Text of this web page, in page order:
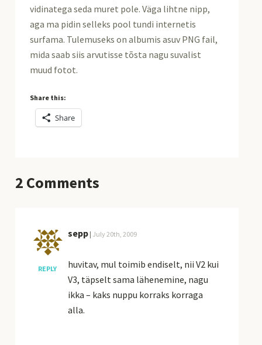
vidinatega seda muret pole. Väga lihtne nipp,
aga ma pidin selleks pool tundi internetis
surfama. Tulemuseks on albumis asuv PNG fail,
mida saab siis arvutisse tõsta nagu suvalist
muud fotot.
Share this:
Share
2 Comments
REPLY
sepp | July 20th, 2009
huvitav, mul toimib endiselt, nii V2 kui
V3, täpselt sama lähenemine, nagu
ikka – kaks nuppu korraks korraga
alla.